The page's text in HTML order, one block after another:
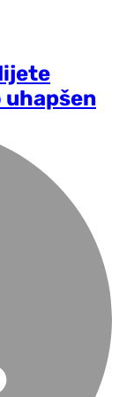
uhapšen